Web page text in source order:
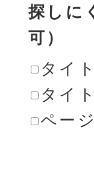
探しに
可）
タイ
タイ
ペー